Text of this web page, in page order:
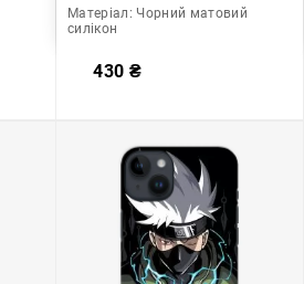
Матеріал: Чорний матовий
силікон
430 ₴